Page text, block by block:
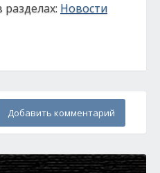
Новости
Добавить комментарий